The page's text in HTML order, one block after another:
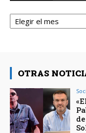
Archivos
OTRAS